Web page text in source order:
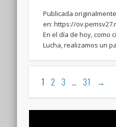
Publicada
en: https://
En el día de hoy, como
Lucha, realizamos un
1 2 3 … 31 →